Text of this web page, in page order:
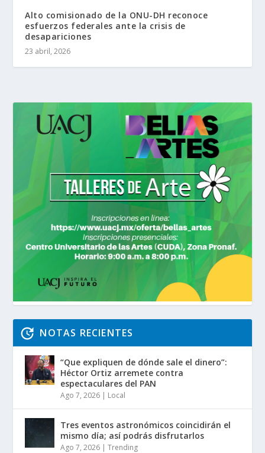
Alto comisionado de la ONU-DH reconoce
esfuerzos federales ante la crisis de
desapariciones
23 abril, 2026
NOTAS RECIENTES
“Que expliquen de dónde sale el dinero”:
Héctor Ortiz arremete contra
espectaculares del PAN
Ago 7, 2026 | Local
Tres eventos astronómicos coincidirán el
mismo día; así podrás disfrutarlos
Ago 7, 2026 |Trending